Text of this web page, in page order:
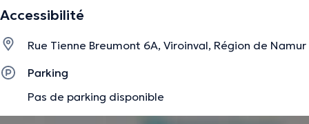
Accessibilité
Rue Tienne Breumont 6A, Viroinval, Région de Namur
Parking
Pas de parking disponible